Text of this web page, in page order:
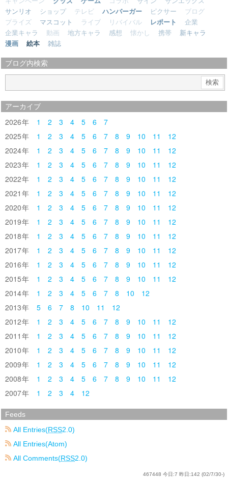
サンリオ
ショップ テレビ ハンバーガー ピクサー
ブログ
プライズ
マスコット ライブ リバイバル レポート
企業
企業キャラ
動画 地方キャラ 感想 懐かし 携帯
新キャラ
漫画
絵本 雑誌
ブログ内検索
アーカイブ
2026 1 2 3 4 5 6
7
2025
1 2 3 4 5 6 7 8 9 10 11
12
2024
1 2 3 4 5 6 7 8 9 10 11
12
2023
1 2 3 4 5 6 7 8 9 10 11
12
2022
1 2 3 4 5 6 7 8 9 10 11
12
2021
1 2 3 4 5 6 7 8 9 10 11
12
2020
1 2 3 4 5 6 7 8 9 10 11
12
2019
1 2 3 4 5 6 7 8 9 10 11
12
2018
1 2 3 4 5 6 7 8 9 10 11
12
2017
1 2 3 4 5 6 7 8 9 10 11
12
2016
1 2 3 4 5 6 7 8 9 10 11
12
2015
1 2 3 4 5 6 7 8 9 10 11
12
2014
1 2 3 4 5 6 7 8 10
12
2013
5 6 7 8 10 11
12
2012
1 2 3 4 5 6 7 8 9 10 11
12
2011
1 2 3 4 5 6 7 8 9 10 11
12
2010
1 2 3 4 5 6 7 8 9 10 11
12
2009
1 2 3 4 5 6 7 8 9 10 11
12
2008
1 2 3 4 5 6 7 8 9 10 11
12
2007
1 2 3 4 12
Feeds
All Entries(RSS2.0)
All Entries(Atom)
All Comments(RSS2.0)
467448 今日:7 昨日:142 (02/7/30-)